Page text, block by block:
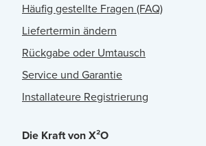
Häufig gestellte Fragen (FAQ)
Liefertermin ändern
Rückgabe oder Umtausch
Service und Garantie
Installateure Registrierung
Die Kraft von X²O